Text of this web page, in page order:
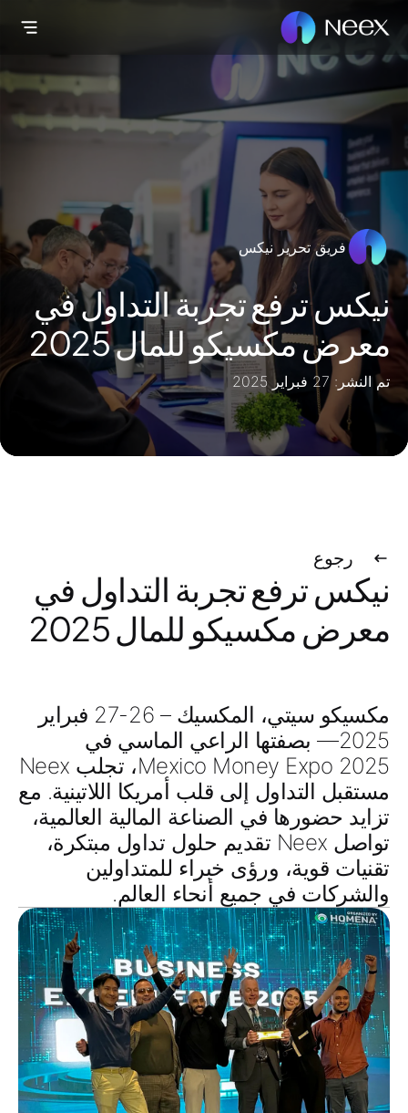
فريق تحرير نيكس
نيكس ترفع تجربة التداول في
معرض مكسيكو للمال 2025
تم النشر: 27 فبراير 2025
رجوع
نيكس ترفع تجربة التداول في
معرض مكسيكو للمال 2025
مكسيكو سيتي، المكسيك – 26-27 فبراير
2025— بصفتها الراعي الماسي في
Mexico Money Expo 2025
، تجلب Neex
مستقبل التداول إلى قلب أمريكا اللاتينية. مع
تزايد حضورها في الصناعة المالية العالمية،
تواصل Neex تقديم
حلول تداول مبتكرة،
تقنيات قوية، ورؤى خبراء للمتداولين
والشركات في جميع أنحاء العالم.